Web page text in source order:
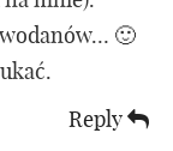
🙂
Reply